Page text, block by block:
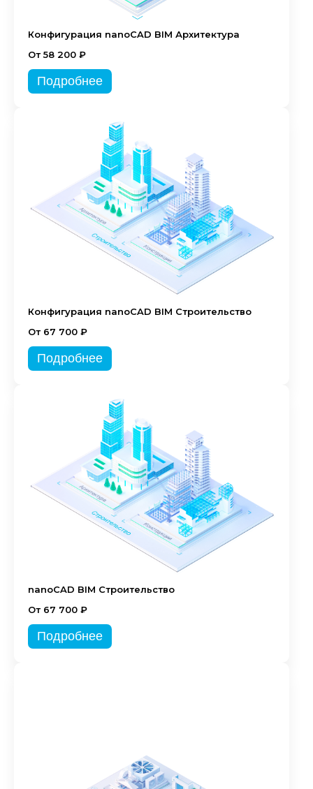
Конфигурация nanoCAD BIM Архитектура
От 58 200 ₽
Подробнее
Конфигурация nanoCAD BIM Строительство
От 67 700 ₽
Подробнее
nanoCAD BIM Строительство
От 67 700 ₽
Подробнее